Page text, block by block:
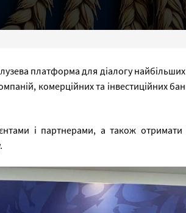
платформа для діалогу
комерційних та інвестиційних
і партнерами, а також